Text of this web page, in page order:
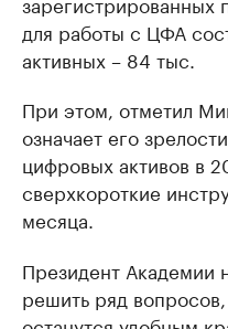
для работы с ЦФА
активных – 84 тыс.
При этом, отметил
означает его
цифровых активов в
сверхкороткие
месяца.
Президент Академии
решить ряд